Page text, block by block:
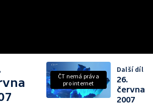
ČT nemá práva
pro internet
Další díl
26.
června
2007